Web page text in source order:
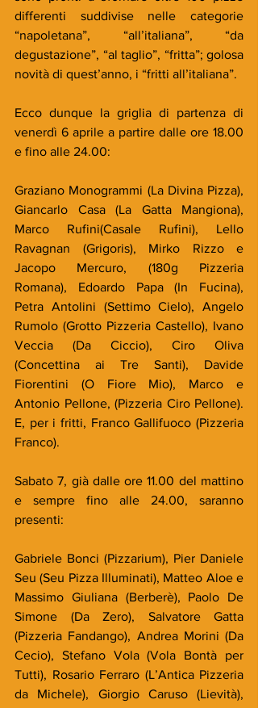
differenti suddivise nelle categorie
“napoletana”, “all’italiana”, “da
degustazione”, “al taglio”, “fritta”; golosa
novità di quest’anno, i “fritti all’italiana”.
Ecco dunque la griglia di partenza di
venerdì 6 aprile a partire dalle ore 18.00
e fino alle 24.00:
Graziano Monogrammi (La Divina Pizza),
Giancarlo Casa (La Gatta Mangiona),
Marco Rufini(Casale Rufini), Lello
Ravagnan (Grigoris), Mirko Rizzo e
Jacopo Mercuro, (180g Pizzeria
Romana), Edoardo Papa (In Fucina),
Petra Antolini (Settimo Cielo), Angelo
Rumolo (Grotto Pizzeria Castello), Ivano
Veccia (Da Ciccio), Ciro Oliva
(Concettina ai Tre Santi), Davide
Fiorentini (O Fiore Mio), Marco e
Antonio Pellone, (Pizzeria Ciro Pellone).
E, per i fritti, Franco Gallifuoco (Pizzeria
Franco).
Sabato 7, già dalle ore 11.00 del mattino
e sempre fino alle 24.00, saranno
presenti:
Gabriele Bonci (Pizzarium), Pier Daniele
Seu (Seu Pizza Illuminati), Matteo Aloe e
Massimo Giuliana (Berberè), Paolo De
Simone (Da Zero), Salvatore Gatta
(Pizzeria Fandango), Andrea Morini (Da
Cecio), Stefano Vola (Vola Bontà per
Tutti), Rosario Ferraro (L’Antica Pizzeria
da Michele), Giorgio Caruso (Lievità),